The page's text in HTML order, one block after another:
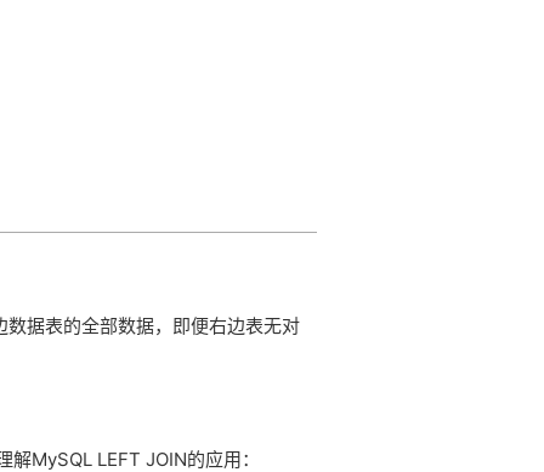
据表的全部数据，即便右边表无对
解MySQL LEFT JOIN的应用：